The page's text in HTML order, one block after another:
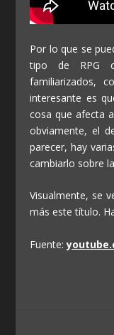
Por lo que se
tipo de RPG
familiarizados,
interesante es
cosa que afecta
obviamente, el
parecer, hay
cambiarlo sobre
Visualmente, se
más este título.
Fuente: